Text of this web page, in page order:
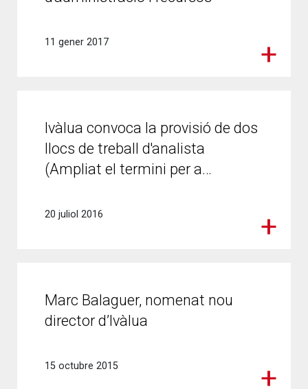
11 gener 2017
Ivàlua convoca la provisió de dos
llocs de treball d'analista
(Ampliat el termini per a…
20 juliol 2016
Marc Balaguer, nomenat nou
director d’Ivàlua
15 octubre 2015